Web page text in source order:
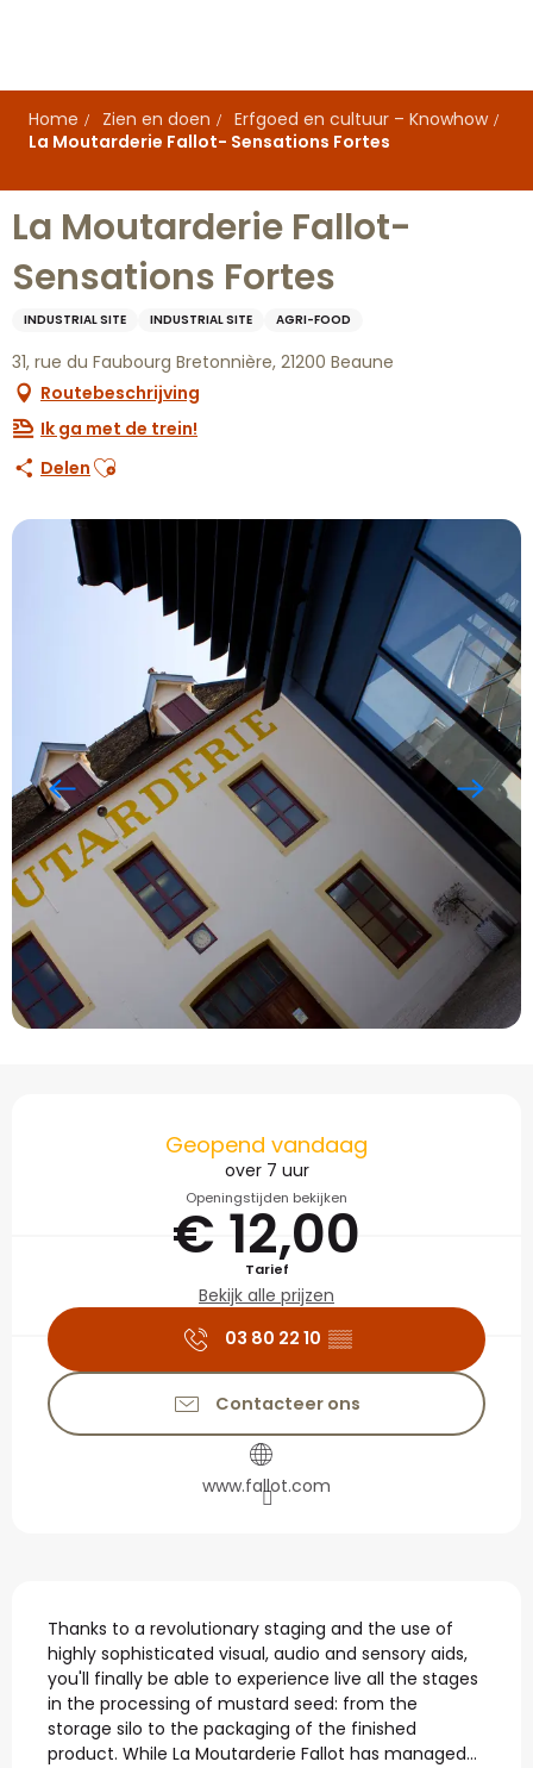
principal
Home
Zien en doen
Erfgoed en cultuur – Knowhow
La Moutarderie Fallot- Sensations Fortes
La Moutarderie Fallot-
Sensations Fortes
INDUSTRIAL SITE INDUSTRIAL SITE AGRI-FOOD
31, rue du Faubourg Bretonnière, 21200 Beaune
Routebeschrijving
Ik ga met de trein!
Delen Ajouter aux favoris
Openingstijden en
Geopend vandaag
over 7 uur
Openingstijden bekijken
€ 12,00
Tarief
Bekijk alle prijzen
03 80 22 10 ▒▒
Contacteer ons
www.fallot.com
Beschrijving
Thanks to a revolutionary staging and the use of
highly sophisticated visual, audio and sensory aids,
you'll finally be able to experience live all the stages
in the processing of mustard seed: from the
storage silo to the packaging of the finished
product. While La Moutarderie Fallot has managed...